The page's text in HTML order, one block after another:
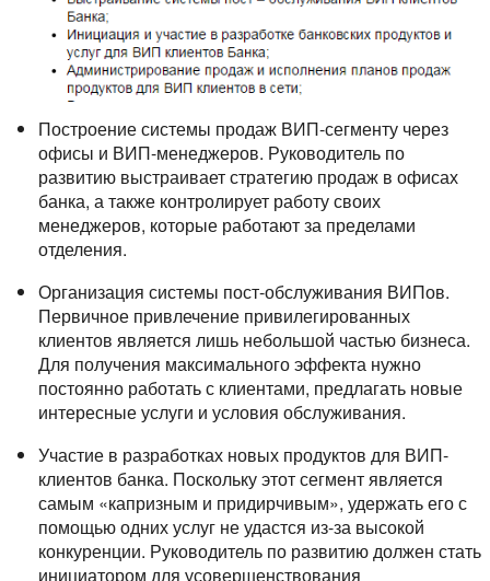
Построение системы продаж ВИП-сегменту через
офисы и ВИП-менеджеров. Руководитель по
развитию выстраивает стратегию продаж в офисах
банка, а также контролирует работу своих
менеджеров, которые работают за пределами
отделения.
Организация системы пост-обслуживания ВИПов.
Первичное привлечение привилегированных
клиентов является лишь небольшой частью бизнеса.
Для получения максимального эффекта нужно
постоянно работать с клиентами, предлагать новые
интересные услуги и условия обслуживания.
Участие в разработках новых продуктов для ВИП-
клиентов банка. Поскольку этот сегмент является
самым «капризным и придирчивым», удержать его с
помощью одних услуг не удастся из-за высокой
конкуренции. Руководитель по развитию должен стать
инициатором для усовершенствования